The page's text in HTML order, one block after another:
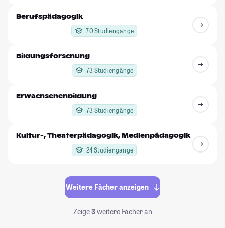
Berufspädagogik
70 Studiengänge
Bildungsforschung
73 Studiengänge
Erwachsenenbildung
73 Studiengänge
Kultur-, Theaterpädagogik, Medienpädagogik
24 Studiengänge
Weitere Fächer anzeigen
Zeige3weitere Fächer an